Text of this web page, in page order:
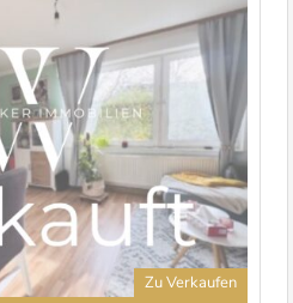
Zu Verkaufen